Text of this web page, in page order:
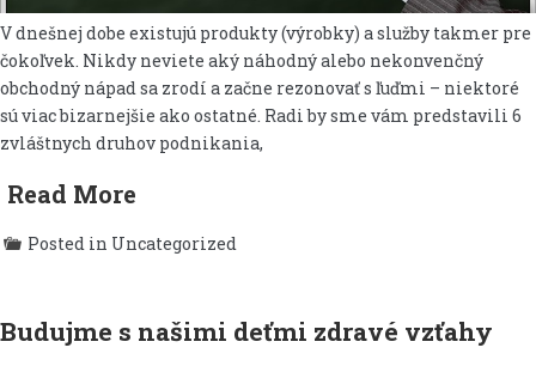
V dnešnej dobe existujú produkty (výrobky) a služby takmer pre
čokoľvek. Nikdy neviete aký náhodný alebo nekonvenčný
obchodný nápad sa zrodí a začne rezonovať s ľuďmi – niektoré
sú viac bizarnejšie ako ostatné. Radi by sme vám predstavili 6
zvláštnych druhov podnikania,
Read More
Posted in Uncategorized
Budujme s našimi deťmi zdravé vzťahy